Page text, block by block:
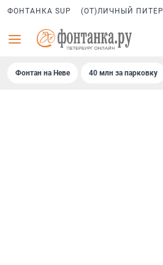
ФОНТАНКА SUP (ОТ)ЛИЧНЫЙ ПИТЕР
Фонтан на Неве 40 млн за парковку